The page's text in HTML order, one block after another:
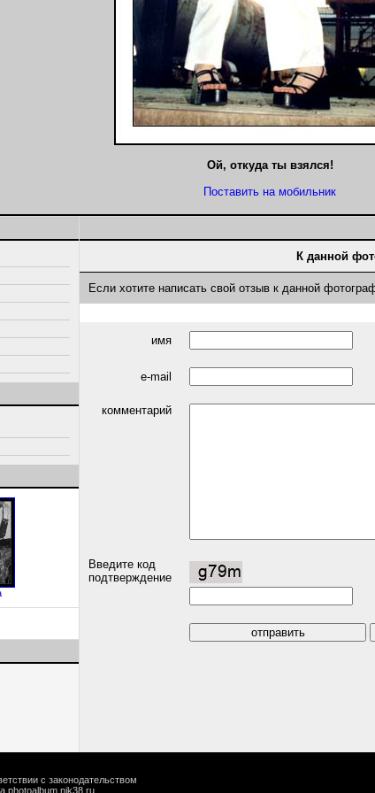
Ой, откуда ты взялся!
Поставить на мобильник
К данной
Если хотите написать свой отзыв к данной
имя
e-mail
комментарий
Введите код
подтверждение
с законодательством
photoalbum.nik38.ru